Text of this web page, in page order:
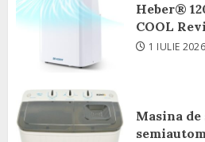
Heber®
COOL
1 IULIE 2026
Masina